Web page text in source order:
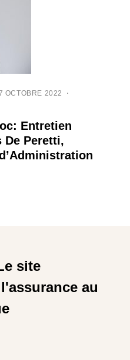
OCTOBRE 2022
Entretien
De Peretti,
site
au